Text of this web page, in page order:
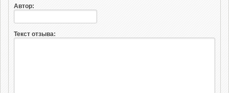
Автор:
Текст отзыва: